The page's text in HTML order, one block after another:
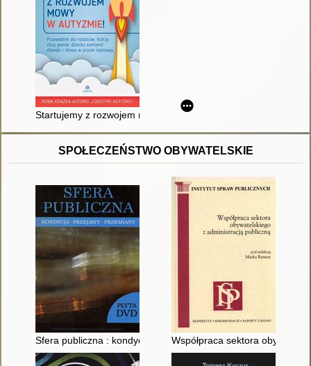
Startujemy z rozwojem mowy w autyzmie! : przewodnik dla
SPOŁECZEŃSTWO OBYWATELSKIE
Sfera publiczna : kondycja, przejawy, przemiany
Współpraca sektora